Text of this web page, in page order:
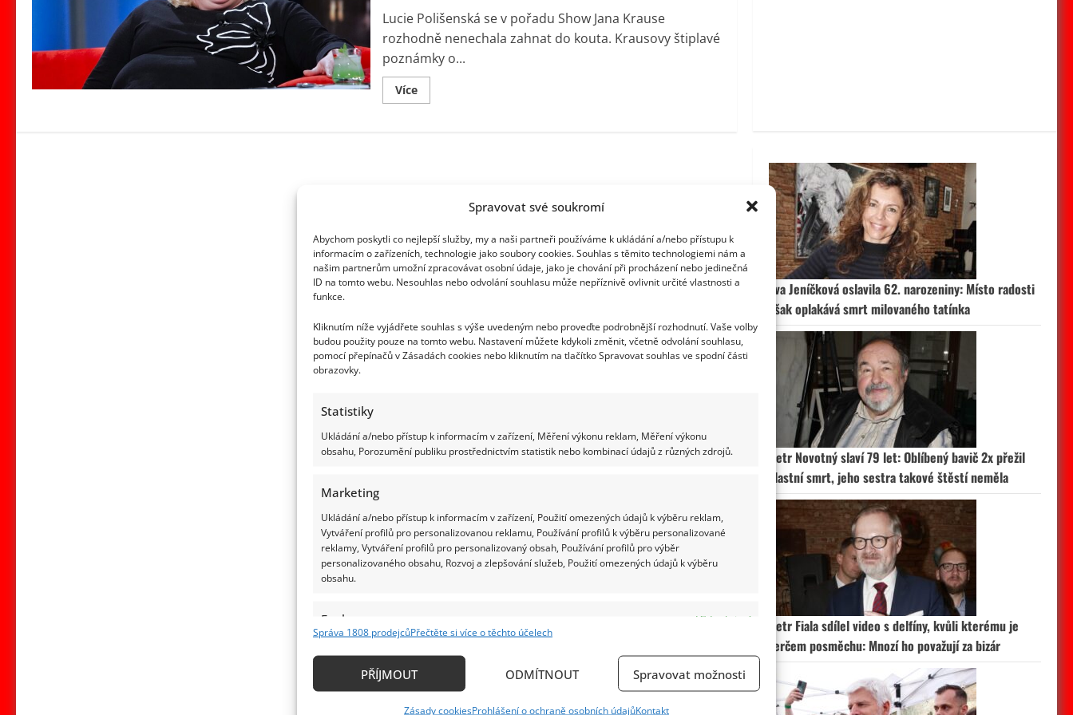
Spravovat své soukromí
Abychom poskytli co nejlepší služby, my a naši partneři používáme k ukládání a/nebo přístupu k
informacím o zařízeních, technologie jako soubory cookies. Souhlas s těmito technologiemi nám a
našim partnerům umožní zpracovávat osobní údaje, jako je chování při procházení nebo jedinečná
ID na tomto webu. Nesouhlas nebo odvolání souhlasu může nepříznivě ovlivnit určité vlastnosti a
funkce.
Kliknutím níže vyjádřete souhlas s výše uvedeným nebo proveďte podrobnější rozhodnutí. Vaše volby
budou použity pouze na tomto webu. Nastavení můžete kdykoli změnit, včetně odvolání souhlasu,
pomocí přepínačů v Zásadách cookies nebo kliknutím na tlačítko Spravovat souhlas ve spodní části
obrazovky.
Statistiky
Ukládání a/nebo přístup k informacím v zařízení, Měření výkonu reklam, Měření výkonu
obsahu, Porozumění publiku prostřednictvím statistik nebo kombinací údajů z různých zdrojů.
Marketing
Ukládání a/nebo přístup k informacím v zařízení, Použití omezených údajů k výběru reklam,
Vytváření profilů pro personalizovanou reklamu, Používání profilů k výběru personalizované
reklamy, Vytváření profilů pro personalizovaný obsah, Používání profilů pro výběr
personalizovaného obsahu, Rozvoj a zlepšování služeb, Použití omezených údajů k výběru
obsahu.
Funkce
Vždy aktivní
Identifikace zařízení na základě automaticky přenášených informací.
Správa 1808 prodejcůPřečtěte si více o těchto účelech
PŘÍJMOUT ODMÍTNOUT Spravovat možnosti
Zásady cookiesProhlášení o ochraně osobních údajůKontakt
hlídá
kačer
Zdenál
Lucie Polišenská se v pořadu Show Jana Krause
rozhodně nenechala zahnat do kouta. Krausovy štiplavé
poznámky o...
VíceRead
more
Polišenské.
se
ale
do
kouta
nenechala
zahnat
Eva Jeníčková oslavila 62. narozeniny: Místo radosti
však oplakává smrt milovaného tatínka
Petr Novotný slaví 79 let: Oblíbený bavič 2x přežil
vlastní smrt, jeho sestra takové štěstí neměla
Petr Fiala sdílel video s delfíny, kvůli kterému je
terčem posměchu: Mnozí ho považují za bizár